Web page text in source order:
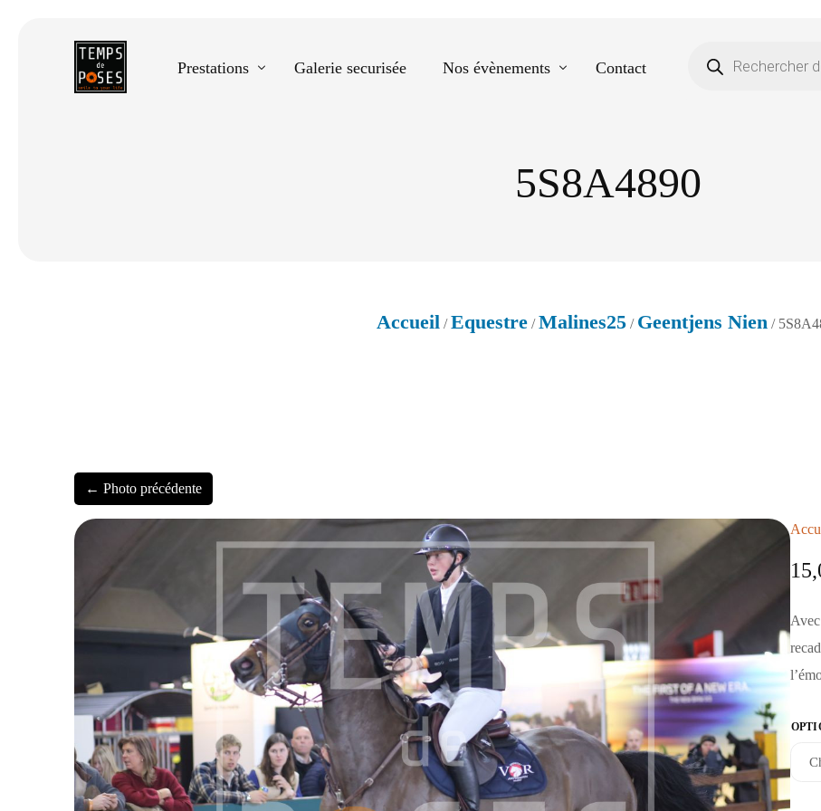
Prestations Galerie securisée Nos évènements Contact
5S8A4890
Accueil /Equestre/Malines25/ Geentjens Nien /
← Photo précédente